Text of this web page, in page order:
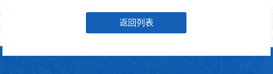
返回列表